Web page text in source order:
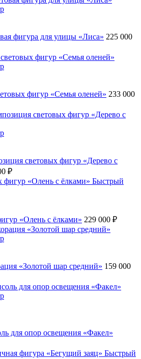
фигура для улицы «Лиса» 225 000
фигур «Семья оленей» 233 000
световых фигур «Дерево с
₽
Быстрый
«Олень с ёлками» 229 000 ₽
«Золотой шар средний» 159 000
для опор освещения «Факел»
Быстрый